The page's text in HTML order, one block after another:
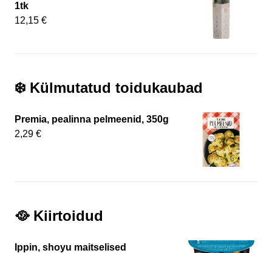
1tk
12,15 €
❄️ Külmutatud toidukaubad
Premia, pealinna pelmeenid, 350g
2,29 €
🥘 Kiirtoidud
Ippin, shoyu maitselised